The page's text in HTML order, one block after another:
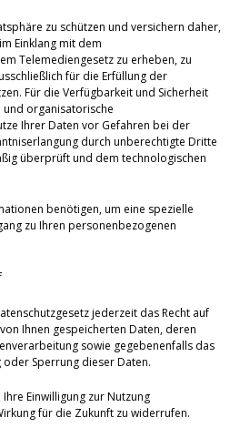
zu schützen und versichern daher,
Einklang mit dem
Telemediengesetz zu erheben, zu
für die Erfüllung der
Für die Verfügbarkeit und Sicherheit
und organisatorische
Ihrer Daten vor Gefahren bei der
durch unberechtigte Dritte
überprüft und dem technologischen
benötigen, um eine spezielle
zu Ihren personenbezogenen
jederzeit das Recht auf
Ihnen gespeicherten Daten, deren
sowie gegebenenfalls das
oder Sperrung dieser Daten.
Einwilligung zur Nutzung
für die Zukunft zu widerrufen.